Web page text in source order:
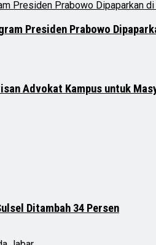
Presiden Prabowo
Advokat Kampus untuk
Ditambah 34 Persen